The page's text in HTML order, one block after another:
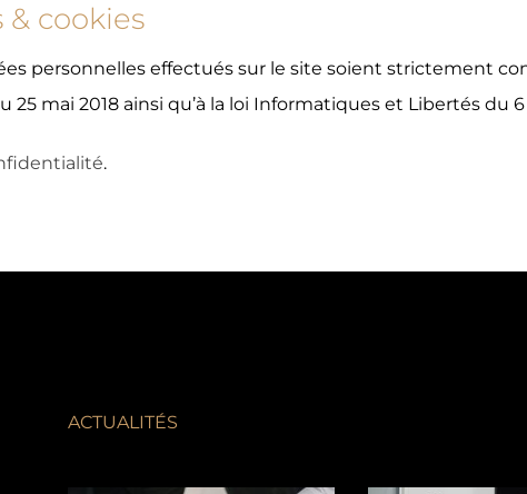
cookies
personnelles effectués sur le site soient strictement
mai 2018 ainsi qu’à la loi Informatiques et Libertés du 6
.
ACTUALITÉS